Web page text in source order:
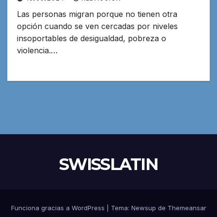
Las personas migran porque no tienen otra
opción cuando se ven cercadas por niveles
insoportables de desigualdad, pobreza o
violencia.…
SWISSLATIN
Funciona gracias a WordPress Tema: Newsup de Themeansar